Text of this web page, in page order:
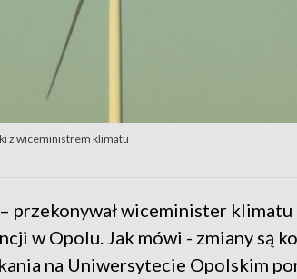
z wiceministrem klimatu
przekonywał wiceminister
w Opolu. Jak mówi - zmiany są
na Uniwersytecie Opolskim